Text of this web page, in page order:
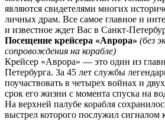
являются свидетелями многих
личных драм. Все самое главное и
и известное ждет Вас в Санкт-
Посещение крейсера «Аврора» (без
сопровождения на корабле)
Крейсер «Аврора» — это один из
Петербурга. За 45 лет службы
поучаствовать в четырех войнах и
срок его жизни с момента спуска на
На верхней палубе корабля
выстрел которого послужил